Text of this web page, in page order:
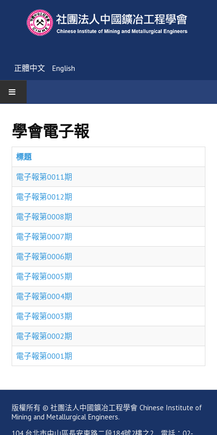
正體中文 English
最新消息
活動通告
友會消息
學會簡介
理事長的話
學會會史
學會會歌
學會會址沿革
學會組織與架構
架構圖
理監事會
現任學會職員錄
學生獎勵金申請辦法
學會電子報
標題
電子報第0011期
電子報第0012期
電子報第0008期
電子報第0007期
電子報第0006期
電子報第0005期
電子報第0004期
電子報第0003期
電子報第0002期
電子報第0001期
版權所有 © 社團法人中國鑛冶工程學會 Chinese Institute of
Mining and Metallurgical Engineers.